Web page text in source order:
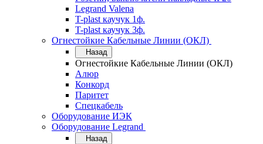
Legrand Valena
T-plast каучук 1ф.
T-plast каучук 3ф.
Огнестойкие Кабельные Линии (ОКЛ)
Назад
Огнестойкие Кабельные Линии (ОКЛ)
Алюр
Конкорд
Паритет
Спецкабель
Оборудование ИЭК
Оборудование Legrand
Назад